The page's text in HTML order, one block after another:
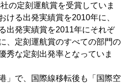
の定刻運航賞を受賞していま
ける出発実績賞を2010年に、
出発実績賞を2011年にそれぞ
、定刻運航賞のすべての部門の
秀な定刻出発率となっていま
」で、国際線移転後も「国際空